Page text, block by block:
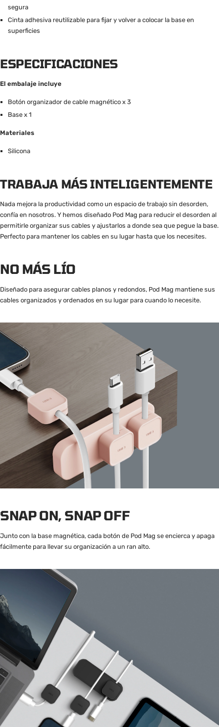
segura
Cinta adhesiva reutilizable para fijar y volver a colocar la base en
superficies
ESPECIFICACIONES
El embalaje incluye
Botón organizador de cable magnético x 3
Base x 1
Materiales
Silicona
TRABAJA MÁS INTELIGENTEMENTE
Nada mejora la productividad como un espacio de trabajo sin desorden,
confía en nosotros. Y hemos diseñado Pod Mag para reducir el desorden al
permitirle organizar sus cables y ajustarlos a donde sea que pegue la base.
Perfecto para mantener los cables en su lugar hasta que los necesites.
NO MÁS LÍO
Diseñado para asegurar cables planos y redondos, Pod Mag mantiene sus
cables organizados y ordenados en su lugar para cuando lo necesite.
SNAP ON, SNAP OFF
Junto con la base magnética, cada botón de Pod Mag se encierca y apaga
fácilmente para llevar su organización a un ran alto.